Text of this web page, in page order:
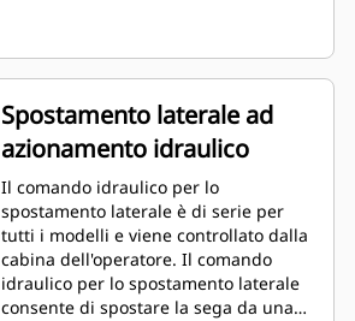
Spostamento laterale ad
azionamento idraulico
Il comando idraulico per lo
spostamento laterale è di serie per
tutti i modelli e viene controllato dalla
cabina dell'operatore. Il comando
idraulico per lo spostamento laterale
consente di spostare la sega da una